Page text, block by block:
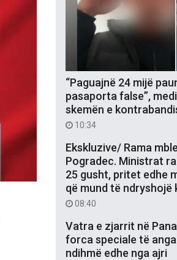
“Paguajnë 24 mijë
pasaporta false”,
skemën e
10:34
Ekskluzive/ Rama
Pogradec. Ministrat
25 gusht, pritet edhe
që mund të ndryshojë
08:40
Vatra e zjarrit në
forca speciale të
ndihmë edhe nga ajri